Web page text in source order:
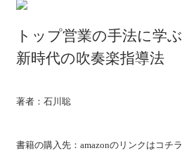
トップ営業の手法に学ぶ
新時代の吹奏楽指導法
著者：石川聡
書籍の購入先：amazonの リンクはコチラ